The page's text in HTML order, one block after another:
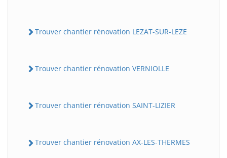
Trouver chantier rénovation LEZAT-SUR-LEZE
Trouver chantier rénovation VERNIOLLE
Trouver chantier rénovation SAINT-LIZIER
Trouver chantier rénovation AX-LES-THERMES